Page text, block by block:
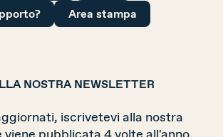
Area stampa
NOSTRA NEWSLETTER
iscrivetevi alla nostra